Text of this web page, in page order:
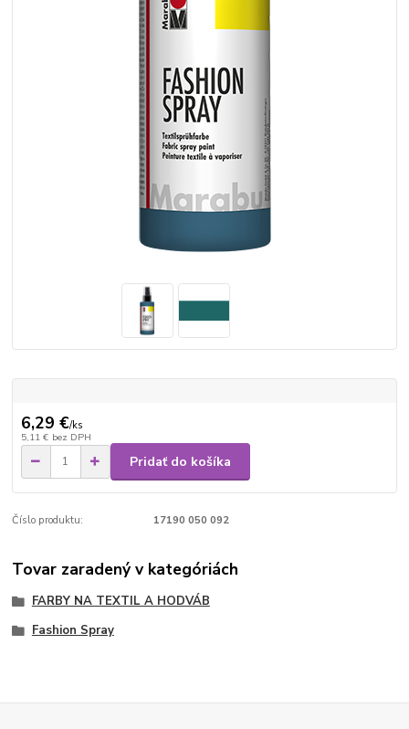
6,29 €/ks
5,11 € bez DPH
Pridať do košíka
Číslo produktu: 17190 050 092
Tovar zaradený v kategóriách
FARBY NA TEXTIL A HODVÁB
Fashion Spray